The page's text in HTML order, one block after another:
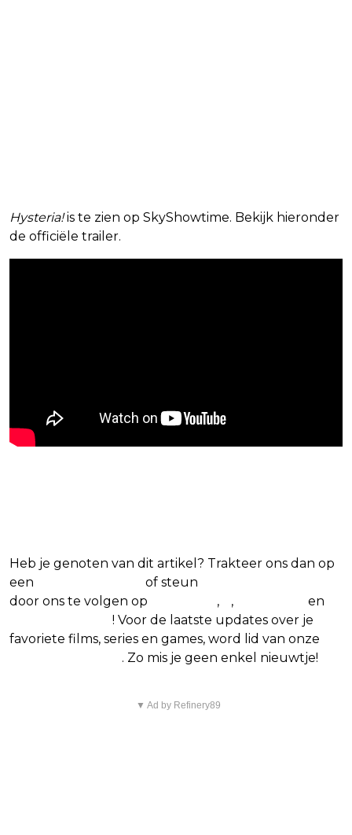
Hysteria!is te zien op SkyShowtime. Bekijk hieronder
de officiële trailer.
Heb je genoten van dit artikel? Trakteer ons dan op
een
of steun
door ons te volgen op
, ,
en
! Voor de laatste updates over je
favoriete films, series en games, word lid van onze
. Zo mis je geen enkel nieuwtje!
▼ Ad by Refinery89